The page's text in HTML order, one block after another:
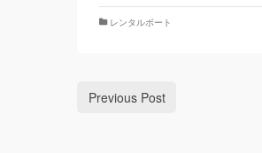
レンタルボート
Previous Post